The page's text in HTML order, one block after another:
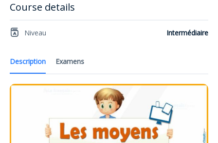
Description Examens
Course details
Niveau Intermédiaire